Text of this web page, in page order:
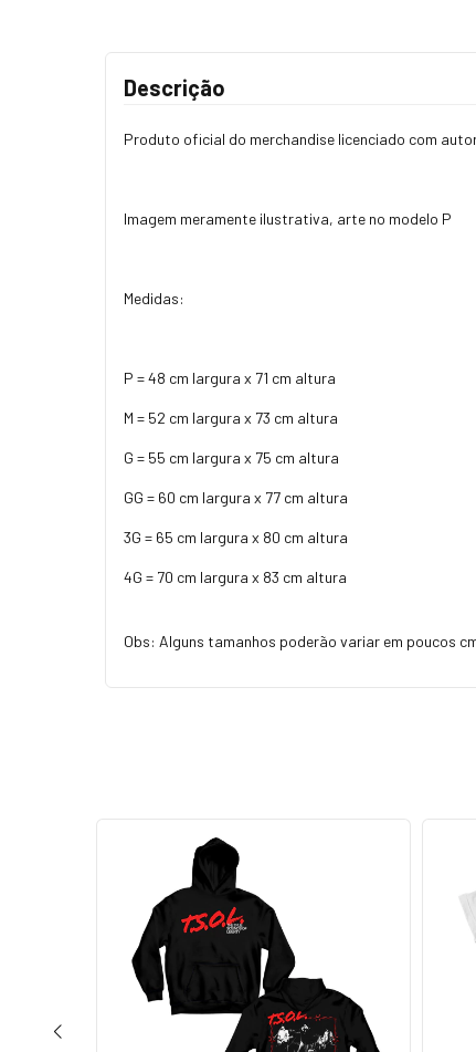
Descrição
Produto oficial do merchandise licenciado com
Imagem meramente ilustrativa, arte no modelo P
Medidas:
P = 48 cm largura x 71 cm altura
M = 52 cm largura x 73 cm altura
G = 55 cm largura x 75 cm altura
GG = 60 cm largura x 77 cm altura
3G = 65 cm largura x 80 cm altura
4G = 70 cm largura x 83 cm altura
Obs: Alguns tamanhos poderão variar em poucos